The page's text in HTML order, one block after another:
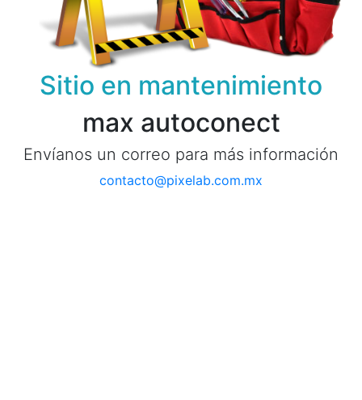
Sitio en mantenimiento
max autoconect
Envíanos un correo para más información
contacto@pixelab.com.mx